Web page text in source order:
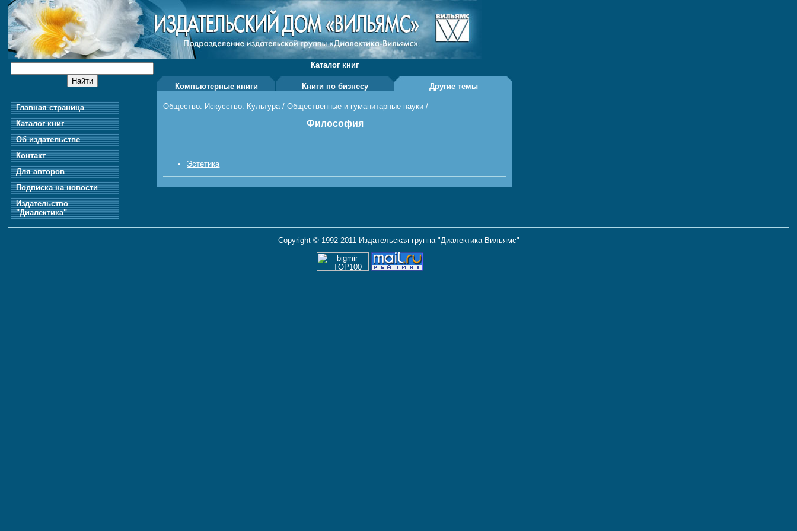
Главная страница
Каталог книг
Об издательстве
Контакт
Для авторов
Подписка на новости
Издательство
"Диалектика"
Каталог книг
Компьютерные книги Книги по бизнесу Другие темы
Общество. Искусство. Культура/Общественные и гуманитарные науки /
Философия
Эстетика
Copyright © 1992-2011 Издательская группа "Диалектика-Вильямс"